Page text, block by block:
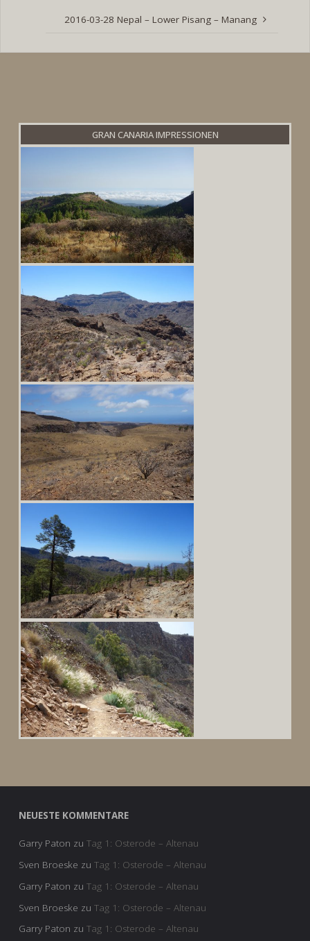
2016-03-28 Nepal – Lower Pisang – Manang
GRAN CANARIA IMPRESSIONEN
NEUESTE KOMMENTARE
Garry Paton zu Tag 1: Osterode – Altenau
Sven Broeske zu Tag 1: Osterode – Altenau
Garry Paton zu Tag 1: Osterode – Altenau
Sven Broeske zu Tag 1: Osterode – Altenau
Garry Paton zu Tag 1: Osterode – Altenau